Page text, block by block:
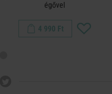
égővel
4 990 Ft